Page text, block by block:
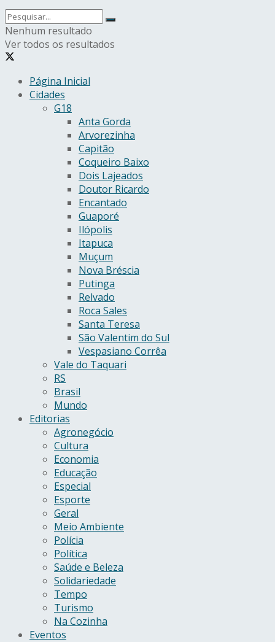
Nenhum resultado
Ver todos os resultados
Página Inicial
Cidades
G18
Anta Gorda
Arvorezinha
Capitão
Coqueiro Baixo
Dois Lajeados
Doutor Ricardo
Encantado
Guaporé
Ilópolis
Itapuca
Muçum
Nova Bréscia
Putinga
Relvado
Roca Sales
Santa Teresa
São Valentim do Sul
Vespasiano Corrêa
Vale do Taquari
RS
Brasil
Mundo
Editorias
Agronegócio
Cultura
Economia
Educação
Especial
Esporte
Geral
Meio Ambiente
Polícia
Política
Saúde e Beleza
Solidariedade
Tempo
Turismo
Na Cozinha
Eventos